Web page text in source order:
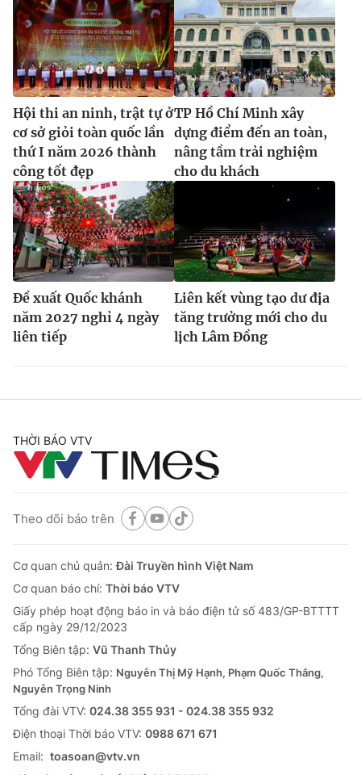
Hội thi an ninh, trật tự ở
cơ sở giỏi toàn quốc lần
thứ I năm 2026 thành
công tốt đẹp
TP Hồ Chí Minh xây
dựng điểm đến an toàn,
nâng tầm trải nghiệm
cho du khách
Đề xuất Quốc khánh
năm 2027 nghỉ 4 ngày
liên tiếp
Liên kết vùng tạo dư địa
tăng trưởng mới cho du
lịch Lâm Đồng
THỜI BÁO VTV
Theo dõi báo trên
Cơ quan chủ quản:Đài Truyền hình Việt Nam
Cơ quan báo chí: Thời báo VTV
Giấy phép hoạt động báo in và báo điện tử số 483/GP-BTTTT
cấp ngày 29/12/2023
Tổng Biên tập: Vũ Thanh Thủy
Phó Tổng Biên tập: Nguyễn Thị Mỹ Hạnh, Phạm Quốc Thắng,
Nguyễn Trọng Ninh
Tổng đài VTV: 024.38 355 931 - 024.38 355 932
Ðiện thoại Thời báo VTV: 0988 671 671
Email: toasoan@vtv.vn